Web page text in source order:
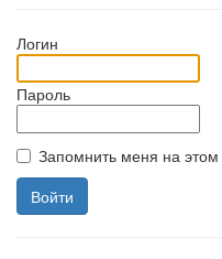
Логин
Пароль
Запомнить меня на